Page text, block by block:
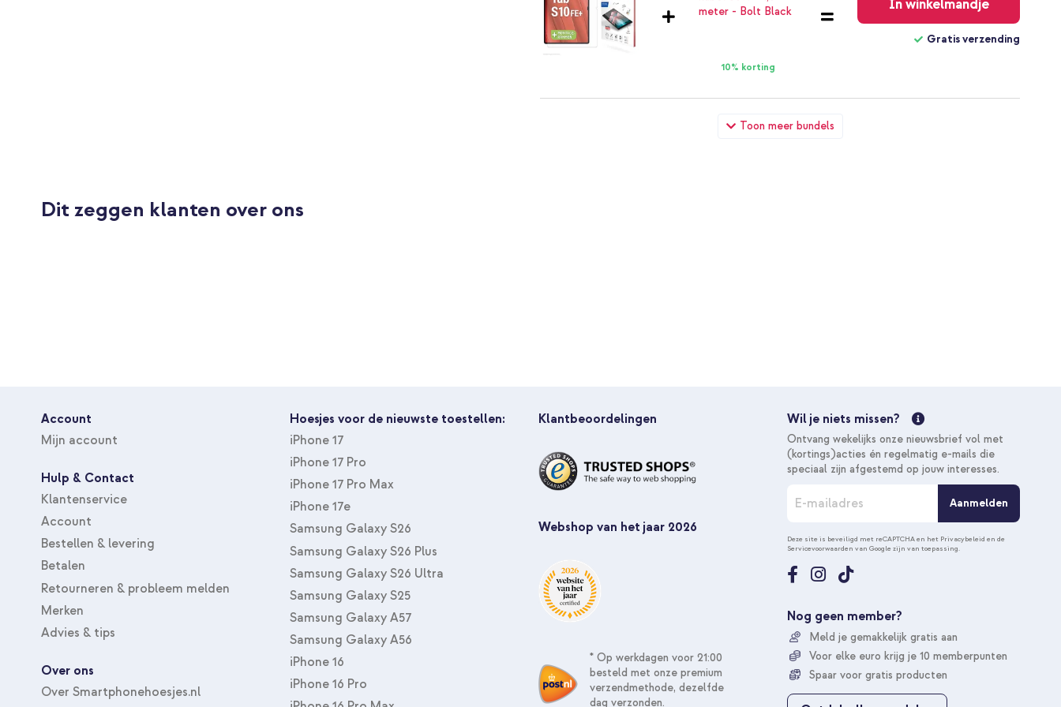
Toon meer bundels
10% korting
In winkelmandje
Gratis verzending
Displex Glass Screenprotector Samsung Galaxy Tab S10 FE Plus + Luxe Autostoel Organizer
- Tablethouder Auto - 7 Opbergvakken - Zwart
Dit zeggen klanten over ons
Account
Mijn account
Hulp & Contact
Klantenservice
Account
Bestellen & levering
Betalen
Retourneren & probleem melden
Merken
Advies & tips
Over ons
Over Smartphonehoesjes.nl
Hoesjes voor de nieuwste toestellen:
iPhone 17
iPhone 17 Pro
iPhone 17 Pro Max
iPhone 17e
Samsung Galaxy S26
Samsung Galaxy S26 Plus
Samsung Galaxy S26 Ultra
Samsung Galaxy S25
Samsung Galaxy A57
Samsung Galaxy A56
iPhone 16
iPhone 16 Pro
Klantbeoordelingen
Webshop van het jaar 2026
* Op werkdagen voor 21:00
besteld met onze premium
verzendmethode, dezelfde
dag verzonden.
Wil je niets missen?
Ontvang wekelijks onze nieuwsbrief vol met
(kortings)acties én regelmatig e-mails die
speciaal zijn afgestemd op jouw interesses.
n
n
e
e
u
p
o
n
e
Aanmelden
Deze site is beveiligd met reCAPTCHA en het Privacybeleid en de
Servicevoorwaarden van Google zijn van toepassing.
Nog geen member?
Meld je gemakkelijk gratis aan
Voor elke euro krijg je 10 memberpunten
Spaar voor gratis producten